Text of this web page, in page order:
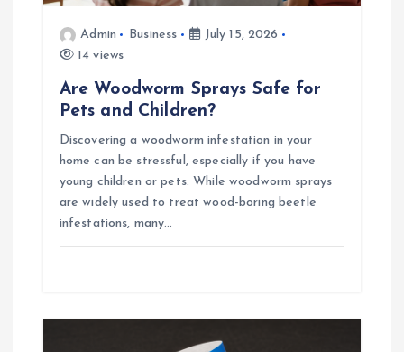
Admin Business
July 15, 2026
14 views
Are Woodworm Sprays Safe for
Pets and Children?
Discovering a woodworm infestation in your
home can be stressful, especially if you have
young children or pets. While woodworm sprays
are widely used to treat wood-boring beetle
infestations, many…